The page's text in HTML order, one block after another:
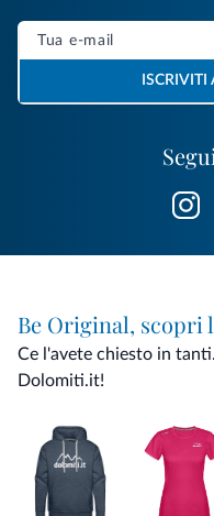
ISCRIVITI
Be Original, scopri
Ce l'avete chiesto in
Dolomiti.it!